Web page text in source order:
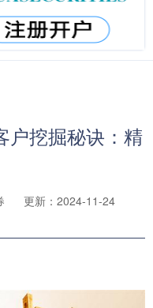
户挖掘秘诀：精
更新：2024-11-24